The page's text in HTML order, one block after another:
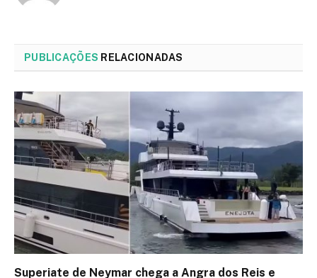
PUBLICAÇÕES RELACIONADAS
Superiate de Neymar chega a Angra dos Reis e